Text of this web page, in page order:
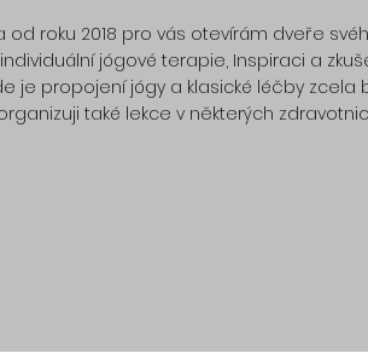
roku 2018 pro vás otevírám dveře
jógové terapie, Inspiraci a
je propojení jógy a klasické léčby zcela
také lekce v některých